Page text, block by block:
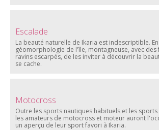
Escalade
La beauté naturelle de Ikaria est indescriptible.
géomorphologie de l'île, montagneuse, avec des
ravins escarpés, de les inviter à découvrir la
se cache.
Motocross
Outre les sports nautiques habituels et les
les amateurs de motocross et moteur auront
un aperçu de leur sport favori à Ikaria.